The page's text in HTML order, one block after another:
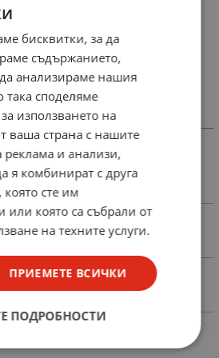
мм DIN IEC стандарт)
бисквитки, за да
съдържанието,
анализираме нашия
споделяме
използването на
ваша страна с нашите
реклама и анализи,
я комбинират с друга
сте им
или която са събрали от
на техните услуги.
ПРИЕМЕТЕ ВСИЧКИ
ПОДРОБНОСТИ